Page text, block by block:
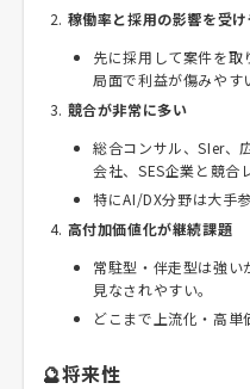
稼働率と採用の影響を受
先に採用して案件を取
局面で利益が傷みやす
競合が非常に多い
総合コンサル、SIer、
会社、SES企業と競合
特にAI/DX分野は大手
高付加価値化が継続課題
常駐型・伴走型は強い
見なされやすい。
どこまで上流化・高単
🔮将来性